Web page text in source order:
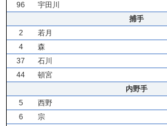
96
宇田川
捕手
2
若月
4
森
37
石川
44
頓宮
内野手
5
西野
6
宗